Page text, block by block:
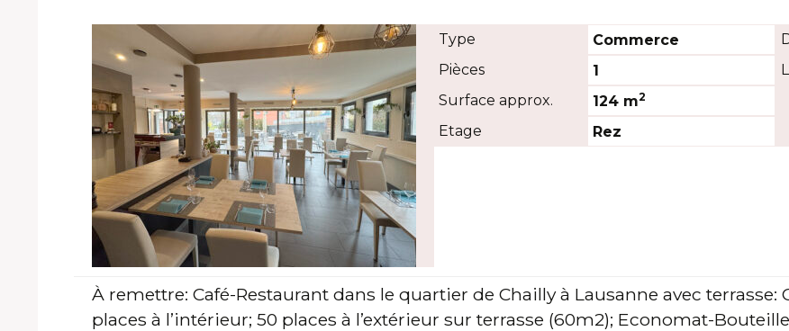
Type
Commerce
Pièces
1
Surface approx.
124 m2
Etage Rez
À remettre: Café-Restaurant dans le quartier de Chailly à Lausanne avec terrasse:
places à l’intérieur; 50 places à l’extérieur sur terrasse (60m2); Economat-